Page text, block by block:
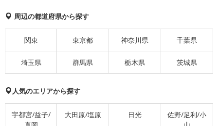
周辺の都道府県から探す
関東 東京都 神奈川県 千葉県
埼玉県 群馬県 栃木県 茨城県
人気のエリアから探す
宇都宮/益子/
大田原/塩原 日光
佐野/足利/小